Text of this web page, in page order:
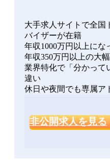
大手求人サイトで全国
バイザーが在籍
年収1000万円以上にな
年収350万円以上の大
業界特化で「分かって
違い
休日や夜間でも専属ア
非公開求人を見る